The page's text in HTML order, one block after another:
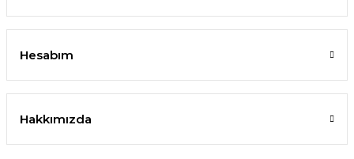
Hesabım
Hakkımızda